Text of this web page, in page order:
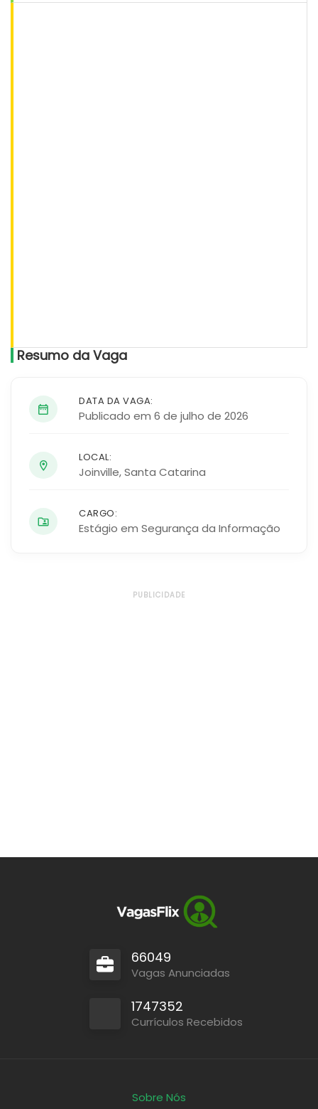
Resumo da Vaga
DATA DA VAGA:
Publicado em 6 de julho de 2026
LOCAL:
Joinville,Santa Catarina
CARGO:
Estágio em Segurança da Informação
PUBLICIDADE
66049
Vagas Anunciadas
1747352
Currículos Recebidos
Sobre Nós